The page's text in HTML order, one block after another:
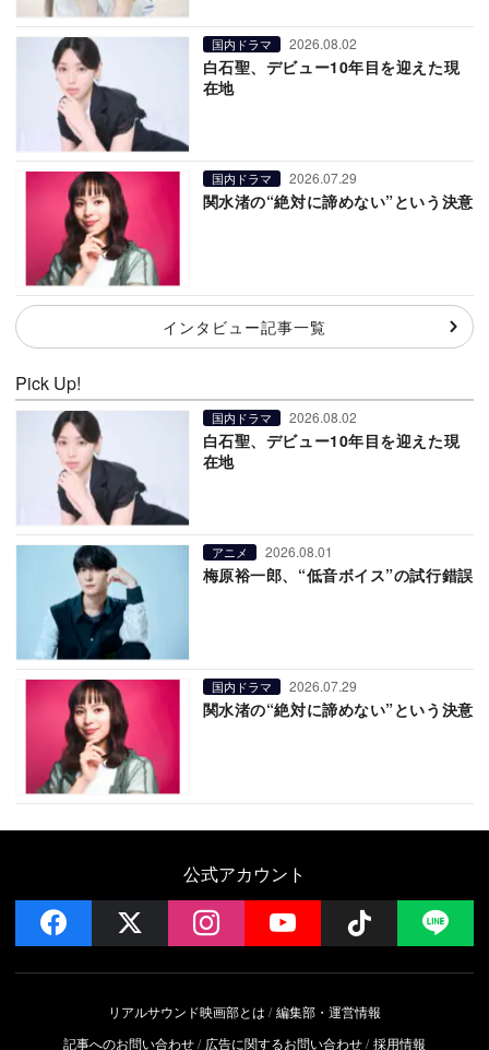
国内ドラマ 2026.08.02
白石聖、デビュー10年目を迎えた現
在地
国内ドラマ 2026.07.29
関水渚の“絶対に諦めない”という決意
インタビュー記事一覧
Pick Up!
国内ドラマ 2026.08.02
白石聖、デビュー10年目を迎えた現
在地
アニメ 2026.08.01
梅原裕一郎、“低音ボイス”の試行錯誤
国内ドラマ 2026.07.29
関水渚の“絶対に諦めない”という決意
公式アカウント
facebook instagramYouTube Follow
リアルサウンド映画部とは
編集部・運営情報
記事へのお問い合わせ
広告に関するお問い合わせ 採用情報